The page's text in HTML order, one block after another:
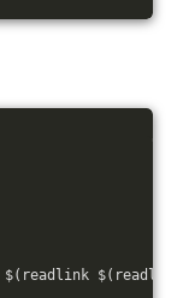
$(readlink